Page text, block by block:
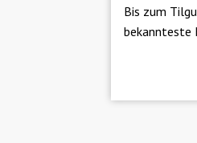
Bis zum
bekannteste